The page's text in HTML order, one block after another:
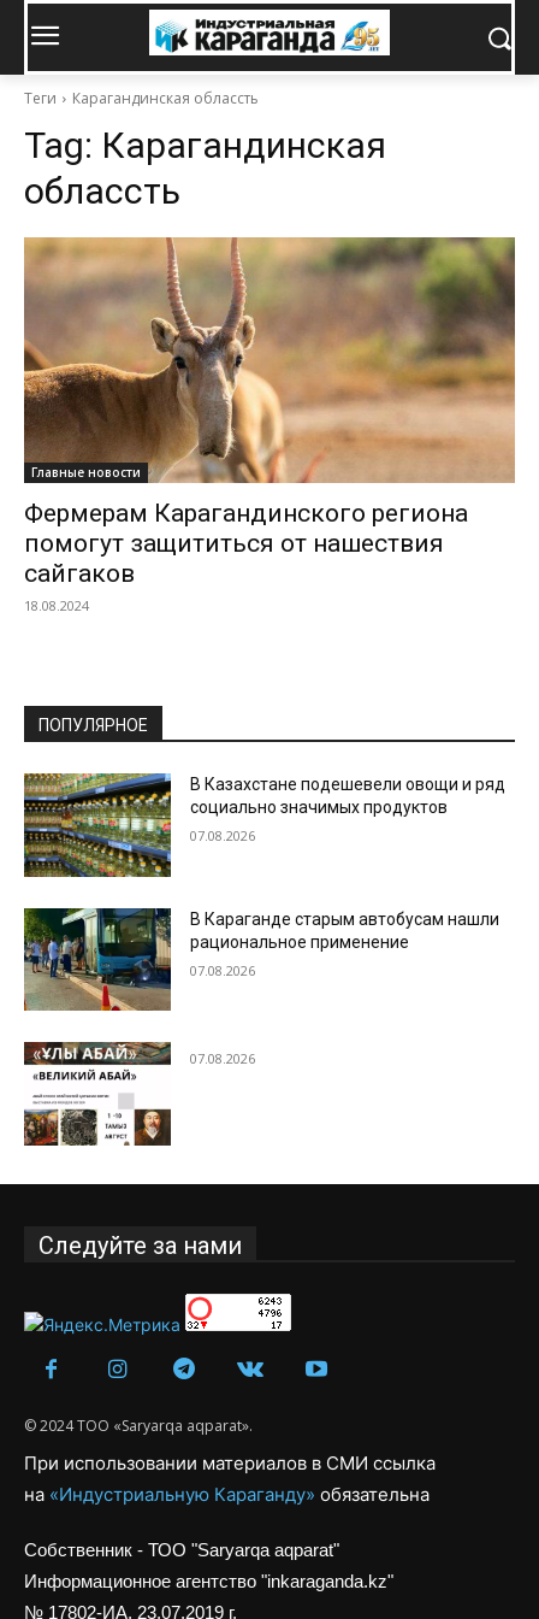
Теги Карагандинская облассть
Tag: Карагандинская
облассть
Главные новости
Фермерам Карагандинского региона
помогут защититься от нашествия
сайгаков
18.08.2024
ПОПУЛЯРНОЕ
В Казахстане подешевели овощи и ряд
социально значимых продуктов
07.08.2026
В Караганде старым автобусам нашли
рациональное применение
07.08.2026
07.08.2026
Следуйте за нами
© 2024 ТОО «Saryarqa aqparat».
При использовании материалов в СМИ ссылка
на «Индустриальную Караганду» обязательна
Собственник - ТОО "Saryarqa aqparat"
Информационное агентство "inkaraganda.kz"
№ 17802-ИА, 23.07.2019 г.